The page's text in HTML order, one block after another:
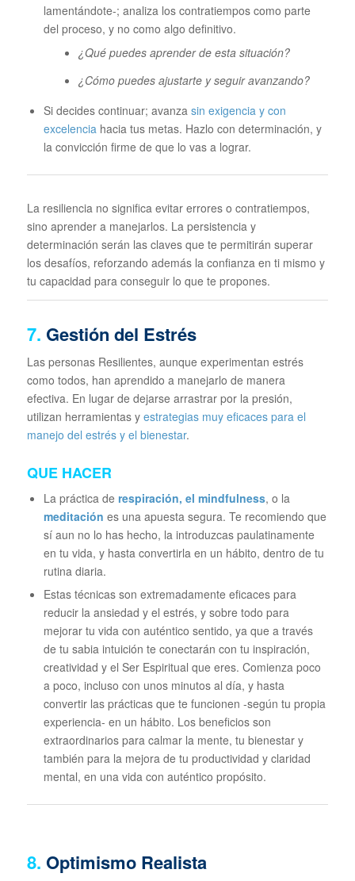
lamentándote-; analiza los contratiempos como parte
del proceso, y no como algo definitivo.
¿Qué puedes aprender de esta situación?
¿Cómo puedes ajustarte y seguir avanzando?
Si decides continuar; avanzasin exigencia y con
excelenciahacia tus metas. Hazlo con determinación, y
la convicción firme de que lo vas a lograr.
La resiliencia no significa evitar errores o contratiempos,
sino aprender a manejarlos. La persistencia y
determinación serán las claves que te permitirán superar
los desafíos, reforzando además la confianza en ti mismo y
tu capacidad para conseguir lo que te propones.
7. Gestión del Estrés
Las personas Resilientes, aunque experimentan estrés
como todos, han aprendido a manejarlo de manera
efectiva. En lugar de dejarse arrastrar por la presión,
utilizan herramientas y estrategias muy eficaces para el
manejo del estrés y el bienestar.
QUE HACER
La práctica de respiración, el mindfulness, o la
meditación es una apuesta segura. Te recomiendo que
sí aun no lo has hecho, la introduzcas paulatinamente
en tu vida, y hasta convertirla en un hábito, dentro de tu
rutina diaria.
Estas técnicas son extremadamente eficaces para
reducir la ansiedad y el estrés, y sobre todo para
mejorar tu vida con auténtico sentido, ya que a través
de tu sabia intuición te conectarán con tu inspiración,
creatividad y el Ser Espiritual que eres. Comienza poco
a poco, incluso con unos minutos al día, y hasta
convertir las prácticas que te funcionen -según tu propia
experiencia- en un hábito. Los beneficios son
extraordinarios para calmar la mente, tu bienestar y
también para la mejora de tu productividad y claridad
mental, en una vida con auténtico propósito.
8. Optimismo Realista